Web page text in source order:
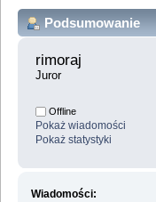
Podsumowanie
rimoraj
Juror
Offline
Pokaż wiadomości
Pokaż statystyki
Wiadomości: